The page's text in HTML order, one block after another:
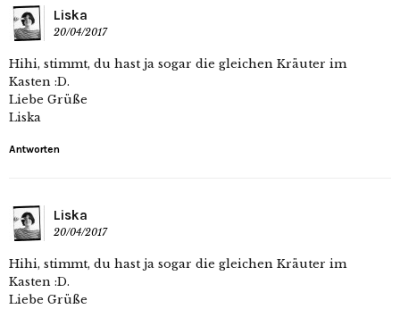
Liska
20/04/2017
Hihi, stimmt, du hast ja sogar die gleichen Kräuter im
Kasten :D.
Liebe Grüße
Liska
Antworten
Liska
20/04/2017
Hihi, stimmt, du hast ja sogar die gleichen Kräuter im
Kasten :D.
Liebe Grüße